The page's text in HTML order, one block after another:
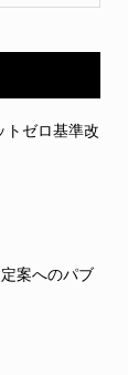
トゼロ基準改
案へのパブ